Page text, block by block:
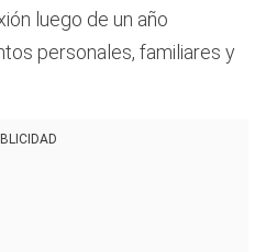
luego de un año
personales, familiares y